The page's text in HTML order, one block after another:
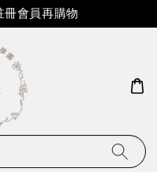
冊會員再購物